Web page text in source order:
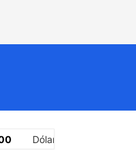
sobre los territorios
Dólar MEP (Compra):